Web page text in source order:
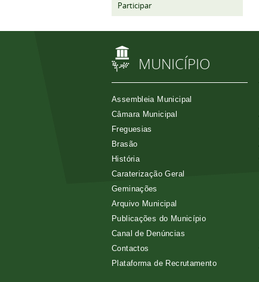
Participar
MUNICÍPIO
Assembleia Municipal
Câmara Municipal
Freguesias
Brasão
História
Caraterização Geral
Geminações
Arquivo Municipal
Publicações do Município
Canal de Denúncias
Contactos
Plataforma de Recrutamento